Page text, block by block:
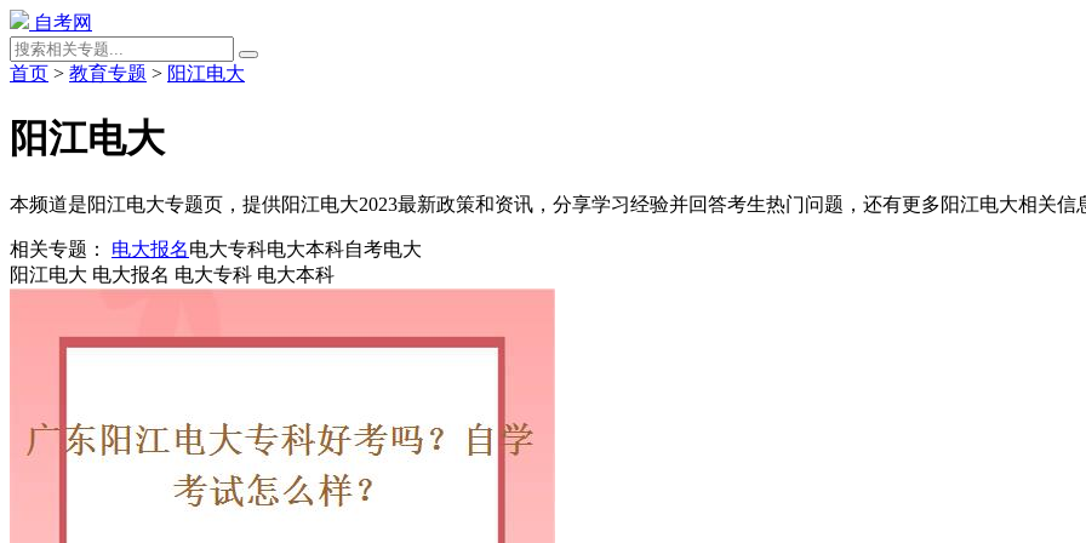
自考网
首页 > 教育专题 > 阳江电大
阳江电大
本频道是阳江电大专题页，提供阳江电大2023最新政策和资讯，分享学习经验并回答考生热门问题，还有更多阳江电大相关信
相关专题： 电大报名电大专科电大本科自考电大
阳江电大 电大报名 电大专科 电大本科